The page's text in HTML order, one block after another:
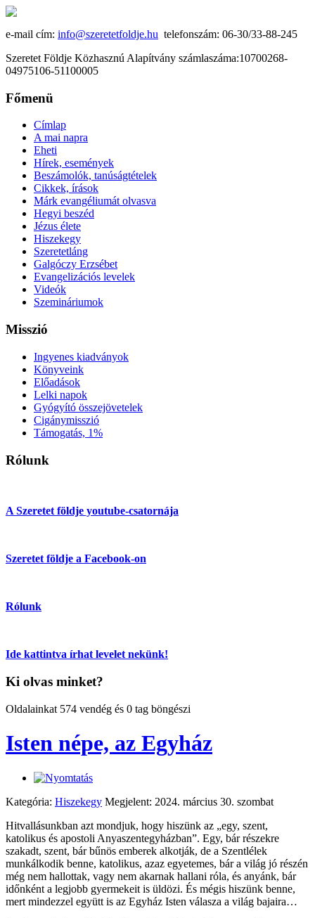
e-mail cím: info@szeretetfoldje.hu telefonszám: 06-30/33-88-245
Szeretet Földje Közhasznú Alapítvány számlaszáma:10700268-
04975106-51100005
Főmenü
Címlap
A mai napra
Eheti
Hírek, események
Beszámolók, tanúságtételek
Cikkek, írások
Márk evangéliumát olvasva
Hegyi beszéd
Jézus élete
Hiszekegy
Szeretetláng
Galgóczy Erzsébet
Evangelizációs levelek
Videók
Szemináriumok
Misszió
Ingyenes kiadványok
Könyveink
Előadások
Lelki napok
Gyógyító összejövetelek
Cigánymisszió
Támogatás, 1%
Rólunk
A Szeretet földje youtube-csatornája
Szeretet földje a Facebook-on
Rólunk
Ide kattintva írhat levelet nekünk!
Ki olvas minket?
Oldalainkat 574 vendég és 0 tag böngészi
Isten népe, az Egyház
Kategória: Hiszekegy Megjelent: 2024. március 30. szombat
Hitvallásunkban azt mondjuk, hogy hiszünk az „egy, szent,
katolikus és apostoli Anyaszentegyházban”. Egy, bár részekre
szakadt, szent, bár bűnös emberek alkotják, de a Szentlélek
munkálkodik benne, katolikus, azaz egyetemes, bár a világ jó részén
még nem hallottak, vagy nem akarnak hallani róla, és anyánk, bár
időnként a legjobb gyermekeit is üldözi. És mégis hiszünk benne,
mert mindezzel együtt is az Egyház Isten válasza a világ bajaira…